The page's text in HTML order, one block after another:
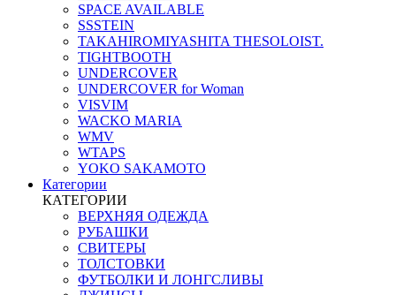
SPACE AVAILABLE
SSSTEIN
TAKAHIROMIYASHITA THESOLOIST.
TIGHTBOOTH
UNDERCOVER
UNDERCOVER for Woman
VISVIM
WACKO MARIA
WMV
WTAPS
YOKO SAKAMOTO
Категории
КАТЕГОРИИ
ВЕРХНЯЯ ОДЕЖДА
РУБАШКИ
СВИТЕРЫ
ТОЛСТОВКИ
ФУТБОЛКИ И ЛОНГСЛИВЫ